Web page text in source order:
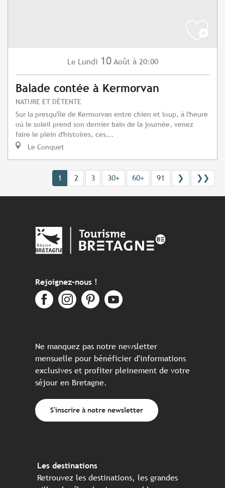
Le Lundi 10 Août à 20:00
Balade contée à Kermorvan
NATURE ET DÉTENTE
Sur la presqu'île de Kermorvan entre chien et loup, à l'heure
où le soleil prend son dernier bain de la journée, venez
faire le plein d'histoires, ces...
Le Conquet
1 2 3 30+ 60+ 91 ❯ ❯❯
Rejoignez-nous !
Ne manquez pas notre newsletter
mensuelle pour bénéficier d'informations
exclusives et profiter pleinement de votre
séjour en Bretagne.
S'inscrire à notre newsletter
Les destinations
Retrouvez les destinations, les grandes